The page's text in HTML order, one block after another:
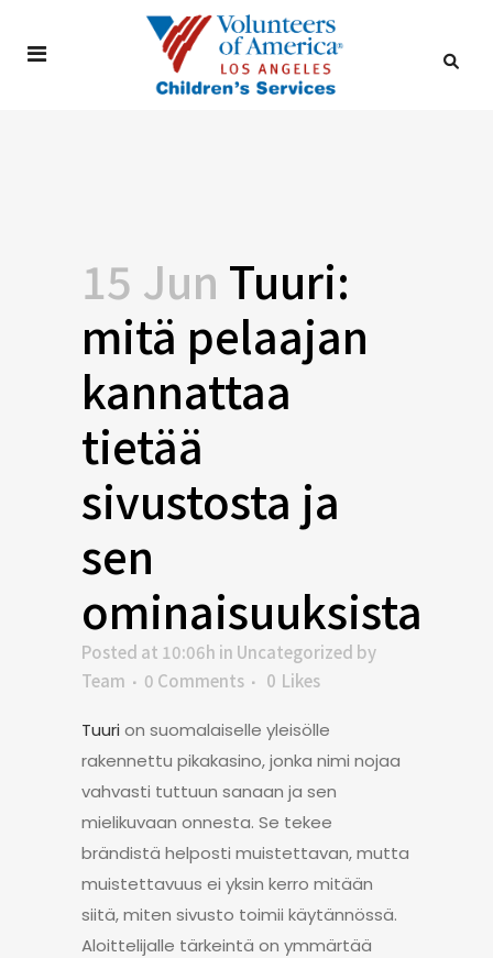
15 Jun Tuuri:
mitä pelaajan
kannattaa
tietää
sivustosta ja
sen
ominaisuuksista
Posted at 10:06h in Uncategorized by
Team
0 Comments 0 Likes
Tuuri on suomalaiselle yleisölle
rakennettu pikakasino, jonka nimi nojaa
vahvasti tuttuun sanaan ja sen
mielikuvaan onnesta. Se tekee
brändistä helposti muistettavan, mutta
muistettavuus ei yksin kerro mitään
siitä, miten sivusto toimii käytännössä.
Aloittelijalle tärkeintä on ymmärtää